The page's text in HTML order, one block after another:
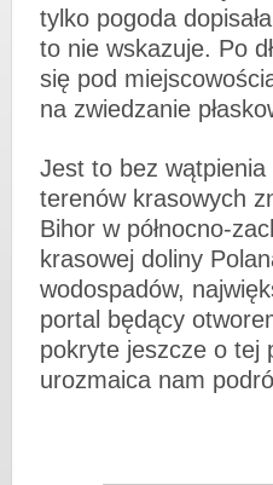
tylko pogoda
to nie wskazuje. Po
się pod
na zwiedzanie
Jest to bez
terenów krasowych
Bihor w północno-
krasowej doliny
wodospadów,
portal będący
pokryte jeszcze o tej
urozmaica nam